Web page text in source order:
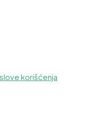
korišćenja